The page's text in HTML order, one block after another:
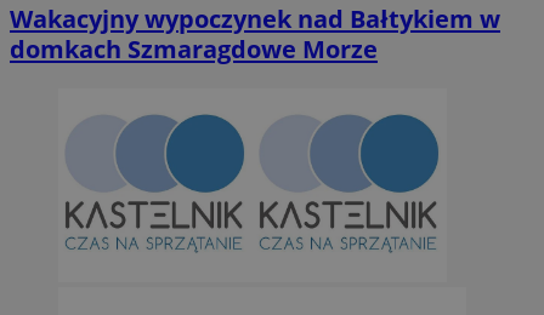
Wakacyjny wypoczynek nad Bałtykiem w
domkach Szmaragdowe Morze